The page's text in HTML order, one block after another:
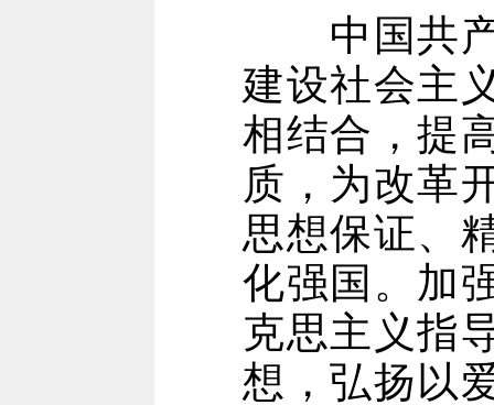
中国共产
建设社会主
相结合，提
质，为改革
思想保证、
化强国。加
克思主义指
想，弘扬以